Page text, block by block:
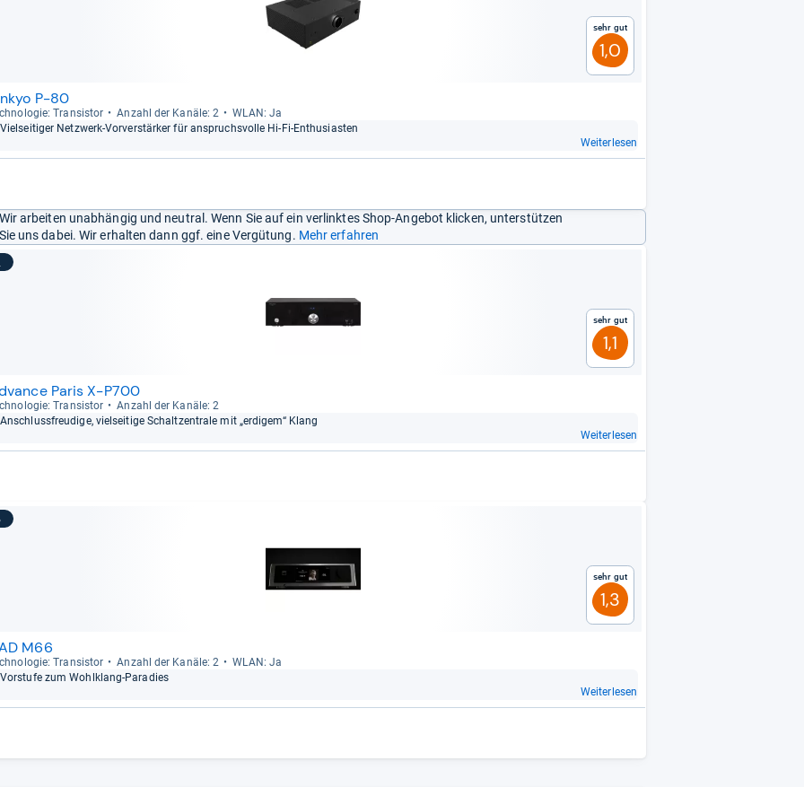
Sehr gut
1,0
P-80
Tran­sis­tor Anzahl der Kanäle: 2
WLAN: Ja
Viel­sei­ti­ger Netz­werk-​Vor­ver­stär­ker für anspruchs­volle Hi-​Fi-​Enthu­sias­ten
Weiterlesen
arbeiten unabhängig und neutral. Wenn Sie auf ein verlinktes Shop-Angebot klicken, unterstützen
uns dabei. Wir erhalten dann ggf. eine Vergütung. Mehr erfahren
Sehr gut
1,1
Paris X-P700
Tran­sis­tor
Anzahl der Kanäle: 2
Anschluss­freu­dige, viel­sei­tige Schalt­zen­trale mit „erdi­gem“ Klang
Weiterlesen
Sehr gut
1,3
M66
Tran­sis­tor Anzahl der Kanäle: 2
WLAN: Ja
Vor­stufe zum Wohl­klang-​Para­dies
Weiterlesen